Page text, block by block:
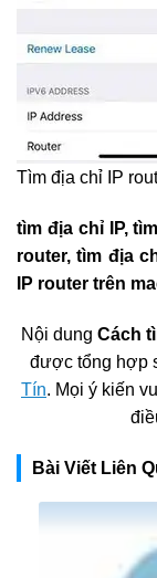
Tìm địa chỉ IP
tìm địa chỉ IP,
router, tìm địa
IP router trên
Nội dung Cách
được tổng hợp
Tín. Mọi ý kiến
Bài Viết Liên